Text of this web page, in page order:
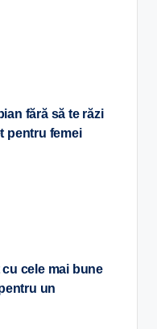
fără să te răzi
pentru femei
cele mai bune
un